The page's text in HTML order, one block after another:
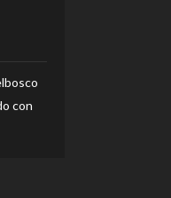
con